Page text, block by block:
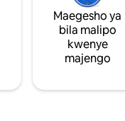
Maegesho ya
bila malipo
kwenye
majengo